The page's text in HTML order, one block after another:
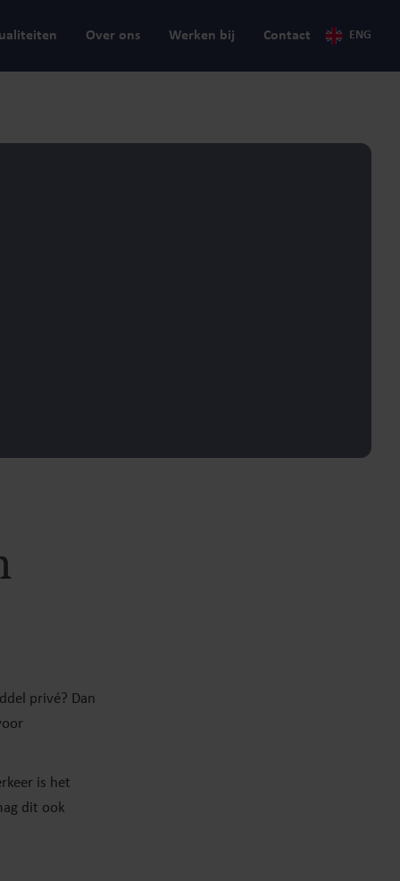
Over ons Werken bij Contact ENG
privé? Dan
is het
dit ook